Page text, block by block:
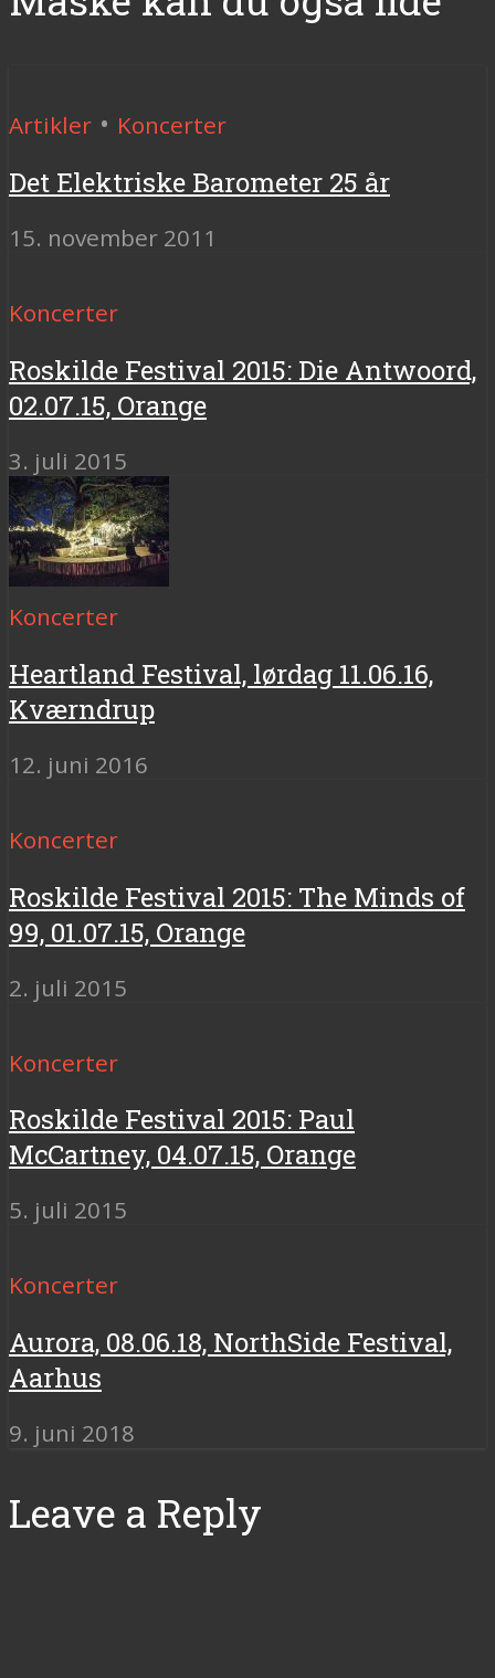
Artikler • Koncerter
Det Elektriske Barometer 25 år
15. november 2011
Koncerter
Roskilde Festival 2015: Die Antwoord,
02.07.15, Orange
3. juli 2015
Koncerter
Heartland Festival, lørdag 11.06.16,
Kværndrup
12. juni 2016
Koncerter
Roskilde Festival 2015: The Minds of
99, 01.07.15, Orange
2. juli 2015
Koncerter
Roskilde Festival 2015: Paul
McCartney, 04.07.15, Orange
5. juli 2015
Koncerter
Aurora, 08.06.18, NorthSide Festival,
Aarhus
9. juni 2018
Leave a Reply